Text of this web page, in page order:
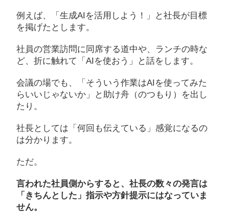
例えば、「生成AIを活用しよう！」と社長が目標
を掲げたとします。
社員の営業訪問に同席する道中や、ランチの時な
ど、折に触れて「AIを使おう」と話をします。
会議の場でも、「そういう作業はAIを使ってみた
らいいじゃないか」と助け舟（のつもり）を出し
たり。
社長としては「何回も伝えている」感覚になるの
は分かります。
ただ。
言われた社員側からすると、社長の数々の発言は
「きちんとした」指示や方針提示にはなっていま
せん。